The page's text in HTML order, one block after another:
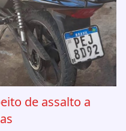
de assalto a